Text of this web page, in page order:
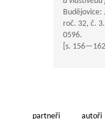
Budějovice:
roč. 32, č.
0596.
[s. 156—162
partneři autoři